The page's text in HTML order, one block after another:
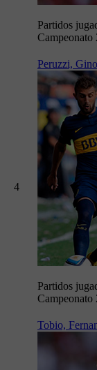
Partidos
Campeonato
4
Peruzzi, Gino
Partidos
Campeonato
Tobio,